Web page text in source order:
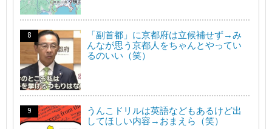
「副首都」に京都府は立候補せず→み
んなが思う京都人をちゃんとやってい
るのいい（笑）
うんこドリルは英語などもあるけど出
してほしい内容→おまえら（笑）